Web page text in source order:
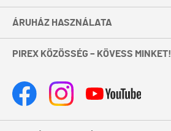
ÁRUHÁZ HASZNÁLATA
PIREX KÖZÖSSÉG – KÖVESS MINKET!